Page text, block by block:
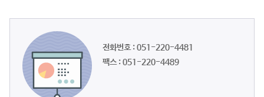
전화번호 : 051-220-4481
팩스 : 051-220-4489